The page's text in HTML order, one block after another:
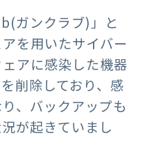
ガンクラブ)」と
を用いたサイバー
アに感染した機器
削除しており、感
、バックアップも
が起きていまし